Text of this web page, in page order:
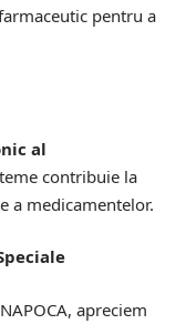
pentru a
al
contribuie la
a medicamentelor.
apreciem